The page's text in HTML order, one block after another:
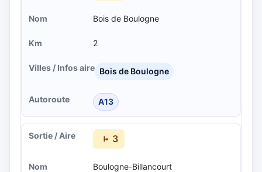
Bois de Boulogne
2
Bois de Boulogne
A13
3
Boulogne-Billancourt